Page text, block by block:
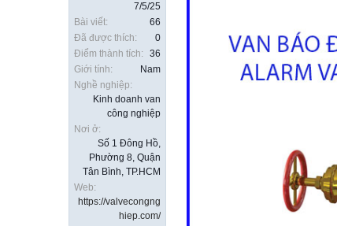
7/5/25
Bài viết:
66
Đã được thích:
0
Điểm thành tích:
36
Giới tính:
Nam
Nghề nghiệp:
Kinh doanh van
công nghiệp
Nơi ở:
Số 1 Đông Hồ,
Phường 8, Quận
Tân Bình, TP.HCM
Web:
https://valvecongng
hiep.com/